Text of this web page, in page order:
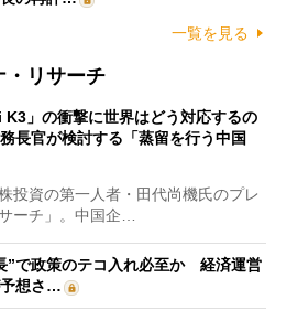
一覧を見る
・リサーチ
」の衝撃に世界はどう対応するの
長官が検討する「蒸留を行う中国
投資の第一人者・田代尚機氏のプレ
ーチ」。中国企…
”で政策のテコ入れ必至か 経済運営
予想さ…